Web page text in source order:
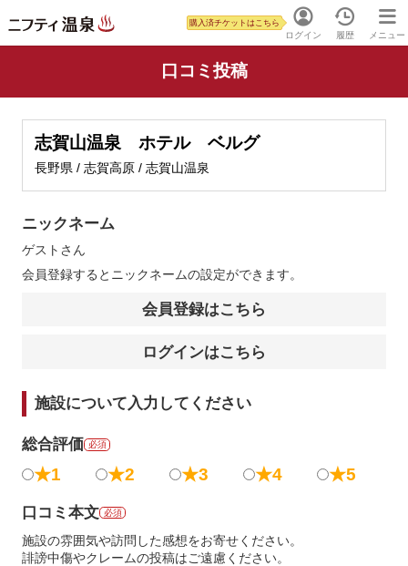
ログイン
購入済チケットはこちら
履歴 メニュー
口コミ投稿
志賀山温泉 ホテル ベルグ
長野県 / 志賀高原 / 志賀山温泉
ニックネーム
ゲスト さん
会員登録するとニックネームの設定ができます。
会員登録はこちら
ログインはこちら
施設について入力してください
総合評価 必須
★1 ★2 ★3 ★4 ★5
口コミ本文 必須
施設の雰囲気や訪問した感想をお寄せください。
誹謗中傷やクレームの投稿はご遠慮ください。